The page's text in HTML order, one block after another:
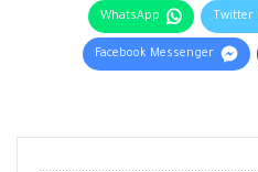
Twitter
WhatsApp
Facebook Messenger